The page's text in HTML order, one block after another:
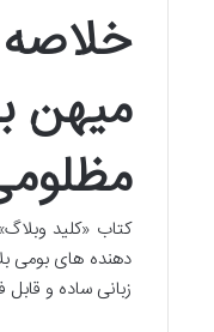
میهن
کتاب «کلید
دهنده های بومی
زبانی ساده و